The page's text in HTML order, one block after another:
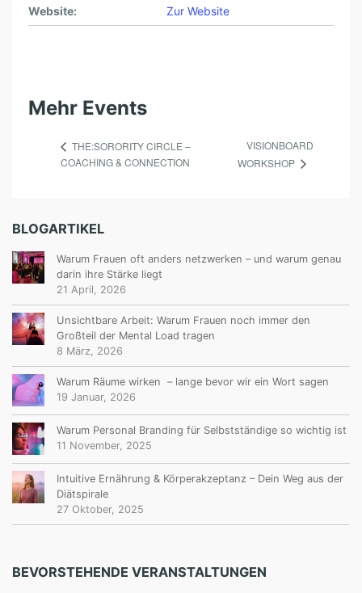
Website: Zur Website
Mehr Events
THE:SORORITY CIRCLE –
COACHING & CONNECTION
VISIONBOARD
WORKSHOP
BLOGARTIKEL
Warum Frauen oft anders netzwerken – und warum genau
darin ihre Stärke liegt
21 April, 2026
Unsichtbare Arbeit: Warum Frauen noch immer den
Großteil der Mental Load tragen
8 März, 2026
Warum Räume wirken – lange bevor wir ein Wort sagen
19 Januar, 2026
Warum Personal Branding für Selbstständige so wichtig ist
11 November, 2025
Intuitive Ernährung & Körperakzeptanz – Dein Weg aus der
Diätspirale
27 Oktober, 2025
BEVORSTEHENDE VERANSTALTUNGEN